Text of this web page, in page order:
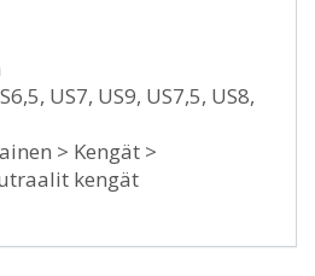
US7, US9, US7,5, US8,
> Kengät >
kengät